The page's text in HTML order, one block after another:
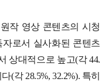
작 영상 콘텐츠의 시청
로서 실사화된 콘텐츠
상대적으로 높고(각 44.
(각 28.5%, 32.2%). 특히